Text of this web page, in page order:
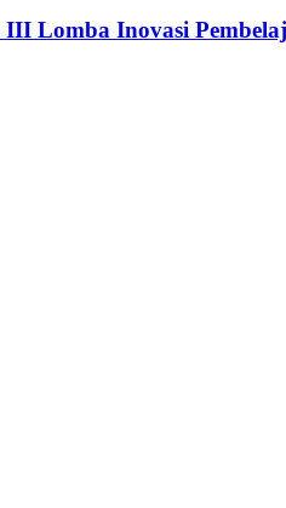
Lomba Inovasi